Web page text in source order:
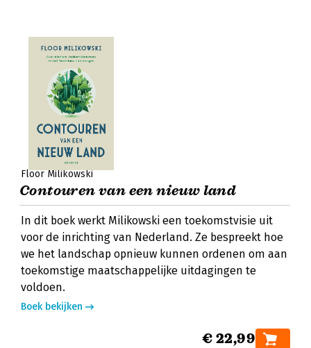
Floor Milikowski
Contouren van een nieuw land
In dit boek werkt Milikowski een toekomstvisie uit
voor de inrichting van Nederland. Ze bespreekt hoe
we het landschap opnieuw kunnen ordenen om aan
toekomstige maatschappelijke uitdagingen te
voldoen.
Boek bekijken
€ 22,99